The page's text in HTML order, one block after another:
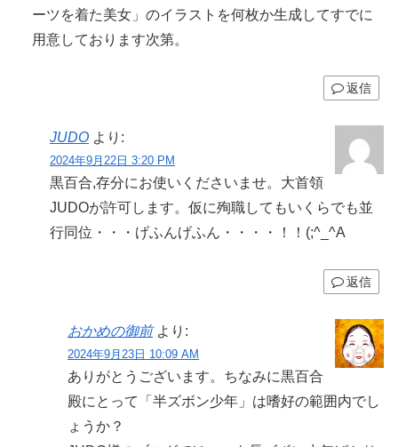
ーツを着た美女」のイラストを何枚か生成してすでに
用意しております次第。
返信
JUDO より:
2024年9月22日 3:20 PM
黒百合,存分にお使いくださいませ。大首領
JUDOが許可します。仮に殉職してもいくらでも並
行同位・・・げふんげふん・・・・！！(;^_^A
返信
おかめの御前 より:
2024年9月23日 10:09 AM
ありがとうございます。ちなみに黒百合
殿にとって「半ズボン少年」は嗜好の範囲内でし
ょうか？